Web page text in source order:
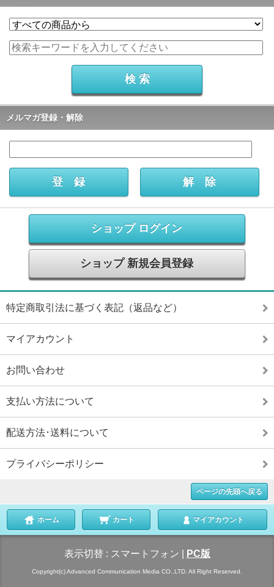
メルマガ登録・解除
ショップ ログイン
ショップ 新規会員登録
特定商取引法に基づく表記（返品など）
マイアカウント
お問い合わせ
支払い方法について
配送方法･送料について
プライバシーポリシー
ページの先頭へ戻る
ホーム カート マイアカウント
表示切替 : スマートフォン PC版
Copyright(c) Advanced Communication Media CO.,LTD. All Right Reserved.